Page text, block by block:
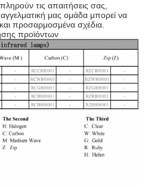
τις απαιτήσεις σας,
μας ομάδα μπορεί να
προσαρμοσμένα σχέδια.
προϊόντων